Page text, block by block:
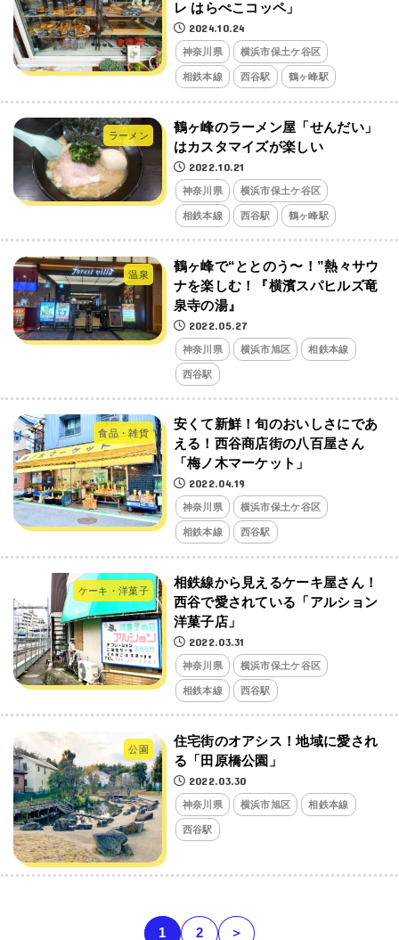
レ はらぺこコッペ」
2024.10.24
神奈川県 横浜市保土ケ谷区
相鉄本線 西谷駅 鶴ヶ峰駅
ラーメン
鶴ヶ峰のラーメン屋「せんだい」
はカスタマイズが楽しい
2022.10.21
神奈川県 横浜市保土ケ谷区
相鉄本線 西谷駅 鶴ヶ峰駅
温泉
鶴ヶ峰で“ととのう〜！”熱々サウ
ナを楽しむ！『横濱スパヒルズ竜
泉寺の湯』
2022.05.27
神奈川県 横浜市旭区 相鉄本線
西谷駅
食品・雑貨
安くて新鮮！旬のおいしさにであ
える！西谷商店街の八百屋さん
「梅ノ木マーケット」
2022.04.19
神奈川県 横浜市保土ケ谷区
相鉄本線 西谷駅
ケーキ・洋菓子
相鉄線から見えるケーキ屋さん！
西谷で愛されている「アルション
洋菓子店」
2022.03.31
神奈川県 横浜市保土ケ谷区
相鉄本線 西谷駅
公園
住宅街のオアシス！地域に愛され
る「田原橋公園」
2022.03.30
神奈川県 横浜市旭区 相鉄本線
西谷駅
1 2 ＞